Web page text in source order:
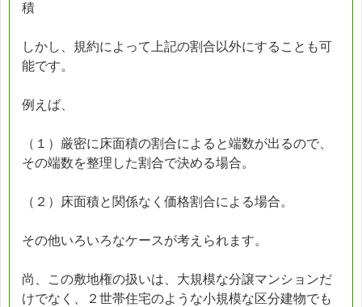
積
しかし、規約によって上記の割合以外にすることも可
能です。
例えば、
（１）厳密に床面積の割合によると端数が出るので、
その端数を整理した割合で決める場合。
（２）床面積と関係なく価格割合による場合。
その他いろいろなケースが考えられます。
尚、この敷地権の扱いは、大規模な分譲マンションだ
けでなく、２世帯住宅のような小規模な区分建物でも